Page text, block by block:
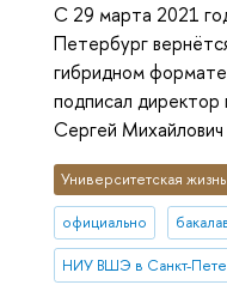
С 29 марта 2021
Петербург
гибридном
подписал директор
Сергей Михайлович
Университетская жизнь
официально
НИУ ВШЭ в Санкт-